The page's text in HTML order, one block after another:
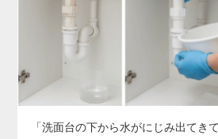
「洗面台の下から水がにじみ出てき